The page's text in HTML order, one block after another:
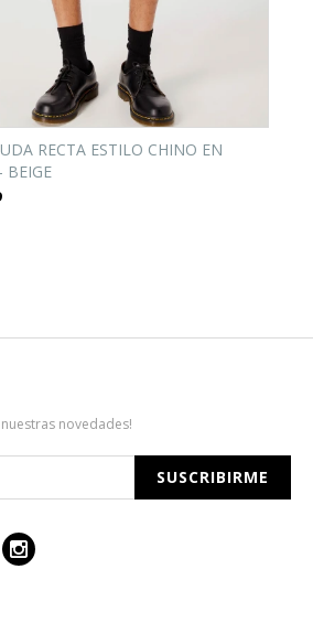
RECTA ESTILO CHINO EN
BEIGE
novedades!
SUSCRIBIRME
